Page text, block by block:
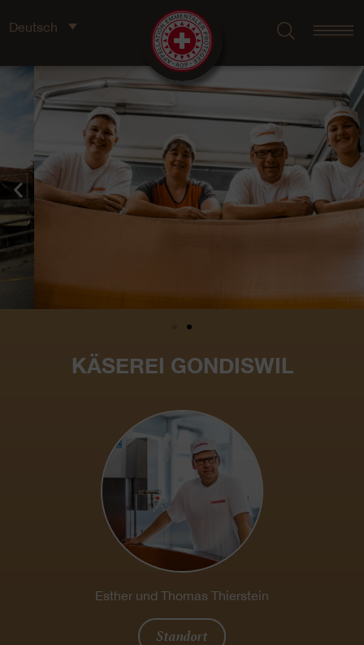
Deutsch
KÄSEREI GONDISWIL
Esther und Thomas Thierstein
Standort